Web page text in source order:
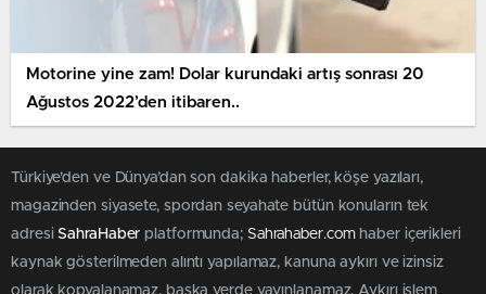
Motorine yine zam! Dolar kurundaki artış sonrası 20
Ağustos 2022’den itibaren..
Türkiye'den ve Dünya’dan son dakika haberler, köşe yazıları,
magazinden siyasete, spordan seyahate bütün konuların tek
adresiSahraHaber platformunda;Sahrahaber.comhaber içerikleri
kaynak gösterilmeden alıntı yapılamaz, kanuna aykırı ve izinsiz
olarak kopyalanamaz, başka yerde yayınlanamaz. Aykırı işlem